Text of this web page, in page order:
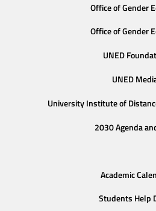
Office of Gender
Office of Gender
UNED
UNED
University Institute of
2030 Agenda
Academic
Students Help